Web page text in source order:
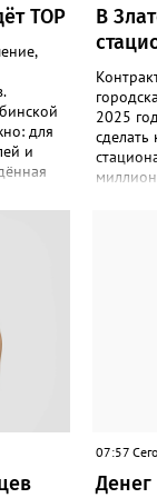
ТОР
для
и
для
-
В
2025
–
чёрном
07:57
Денег